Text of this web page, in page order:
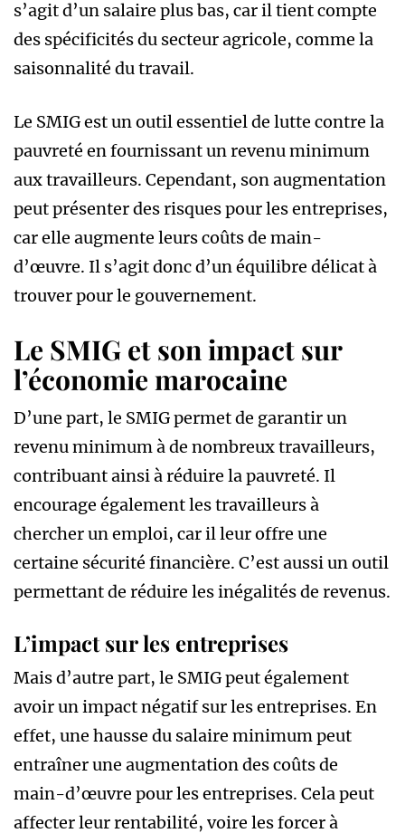
s’agit d’un salaire plus bas, car il tient compte
des spécificités du secteur agricole, comme la
saisonnalité du travail.
Le SMIG est un outil essentiel de lutte contre la
pauvreté en fournissant un revenu minimum
aux travailleurs. Cependant, son augmentation
peut présenter des risques pour les entreprises,
car elle augmente leurs coûts de main-
d’œuvre. Il s’agit donc d’un équilibre délicat à
trouver pour le gouvernement.
Le SMIG et son impact sur
l’économie marocaine
D’une part, le SMIG permet de garantir un
revenu minimum à de nombreux travailleurs,
contribuant ainsi à réduire la pauvreté. Il
encourage également les travailleurs à
chercher un emploi, car il leur offre une
certaine sécurité financière. C’est aussi un outil
permettant de réduire les inégalités de revenus.
L’impact sur les entreprises
Mais d’autre part, le SMIG peut également
avoir un impact négatif sur les entreprises. En
effet, une hausse du salaire minimum peut
entraîner une augmentation des coûts de
main-d’œuvre pour les entreprises. Cela peut
affecter leur rentabilité, voire les forcer à